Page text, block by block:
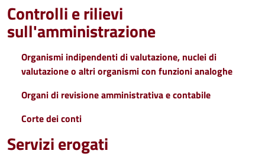
Controlli e rilievi
sull'amministrazione
Organismi indipendenti di valutazione, nuclei di
valutazione o altri organismi con funzioni analoghe
Organi di revisione amministrativa e contabile
Corte dei conti
Servizi erogati